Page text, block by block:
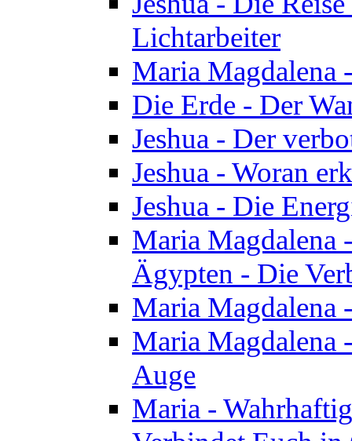
Lichtarbeiter
Maria Magdalena
Die Erde - Der
Jeshua - Der
Jeshua - Woran
Jeshua - Die
Maria Magdalena
Ägypten - Die
Maria Magdalena
Maria Magdalena
Auge
Maria -